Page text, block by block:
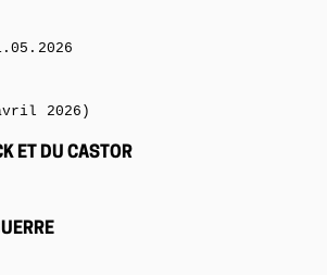
2026)
ET DU CASTOR